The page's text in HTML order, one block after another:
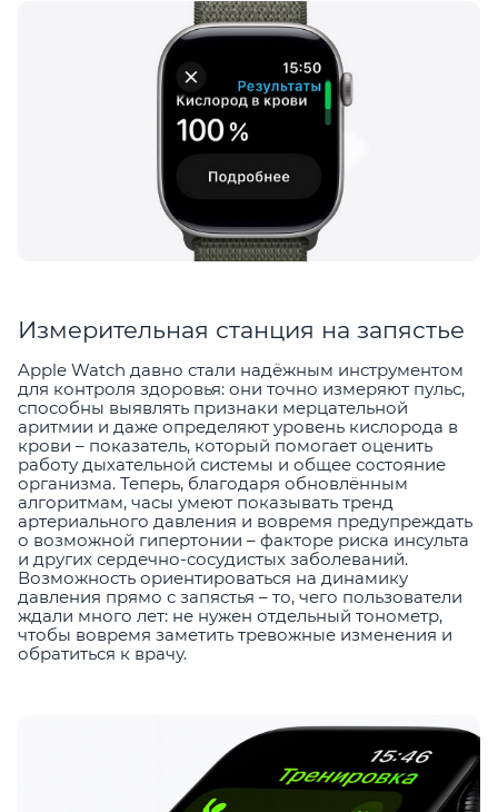
Измерительная станция на запястье
Apple Watch давно стали надёжным инструментом
для контроля здоровья: они точно измеряют пульс,
способны выявлять признаки мерцательной
аритмии и даже определяют уровень кислорода в
крови – показатель, который помогает оценить
работу дыхательной системы и общее состояние
организма. Теперь, благодаря обновлённым
алгоритмам, часы умеют показывать тренд
артериального давления и вовремя предупреждать
о возможной гипертонии – факторе риска инсульта
и других сердечно-сосудистых заболеваний.
Возможность ориентироваться на динамику
давления прямо с запястья – то, чего пользователи
ждали много лет: не нужен отдельный тонометр,
чтобы вовремя заметить тревожные изменения и
обратиться к врачу.